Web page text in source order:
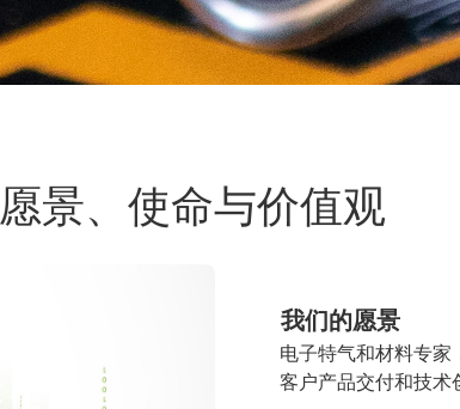
愿景、使命与价值观
     我们的愿景
电子特气和材料专家
客户产品交付和